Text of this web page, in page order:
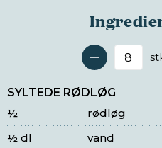
SYLTEDE RØDLØG
rødløg
½
vand
½ dl